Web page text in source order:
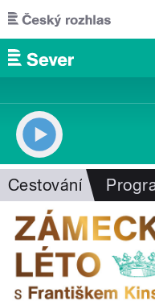
Přejít k hlavnímu obsahu
Cestování